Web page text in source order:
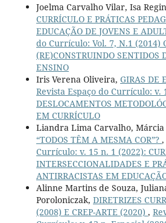
Joelma Carvalho Vilar, Isa
CURRÍCULO E PRÁTICAS
EDUCAÇÃO DE JOVENS E
do Currículo: Vol. 7, N.1 (2014)
(RE)CONSTRUINDO SENTIDOS
ENSINO
Iris Verena Oliveira, GIRAS DE
Revista Espaço do Currículo: v.
DESLOCAMENTOS
EM CURRÍCULO
Liandra Lima Carvalho, Márcia
“TODOS TÊM A MESMA COR”? ,
Currículo: v. 15 n. 1 (2022):
INTERSECCIONALIDADES E
ANTIRRACISTAS EM
Alinne Martins de Souza,
Poroloniczak, DIRETRIZES
(2008) E CREP-ARTE (2020) ,